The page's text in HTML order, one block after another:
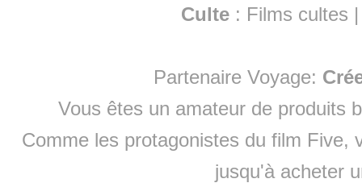
Culte : Films cultes
Partenaire Voyage:
Vous êtes un amateur de produits
Comme les protagonistes du film Five,
jusqu'à acheter